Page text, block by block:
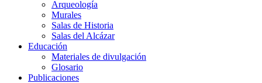
Arqueología
Murales
Salas de Historia
Salas del Alcázar
Educación
Materiales de divulgación
Glosario
Publicaciones